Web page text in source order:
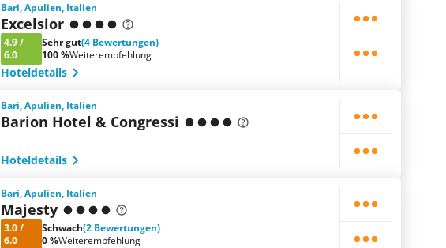
Bari, Apulien, Italien
Excelsior
4.9/
6.0
Sehr gut(4 Bewertungen)
100 %Weiterempfehlung
Hoteldetails
Bari, Apulien, Italien
Barion Hotel & Congressi
Hoteldetails
Bari, Apulien, Italien
Majesty
3.0/
6.0
Schwach(2 Bewertungen)
0 %Weiterempfehlung